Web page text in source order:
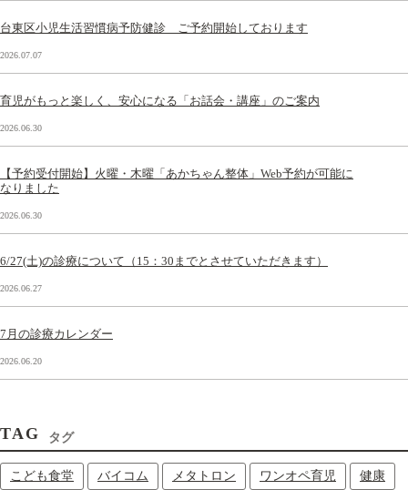
台東区小児生活習慣病予防健診 ご予約開始しております
2026.07.07
育児がもっと楽しく、安心になる「お話会・講座」のご案内
2026.06.30
【予約受付開始】火曜・木曜「あかちゃん整体」Web予約が可能に
なりました
2026.06.30
6/27(土)の診療について（15：30までとさせていただきます）
2026.06.27
7月の診療カレンダー
2026.06.20
TAG タグ
こども食堂 バイコム メタトロン ワンオペ育児 健康